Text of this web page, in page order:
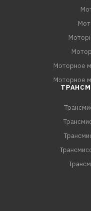
Моторное
Моторное